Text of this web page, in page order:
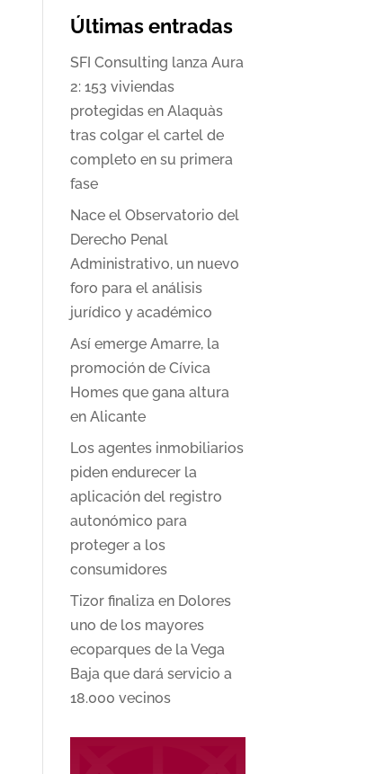
Últimas entradas
SFI Consulting lanza Aura
2: 153 viviendas
protegidas en Alaquàs
tras colgar el cartel de
completo en su primera
fase
Nace el Observatorio del
Derecho Penal
Administrativo, un nuevo
foro para el análisis
jurídico y académico
Así emerge Amarre, la
promoción de Cívica
Homes que gana altura
en Alicante
Los agentes inmobiliarios
piden endurecer la
aplicación del registro
autonómico para
proteger a los
consumidores
Tizor finaliza en Dolores
uno de los mayores
ecoparques de la Vega
Baja que dará servicio a
18.000 vecinos